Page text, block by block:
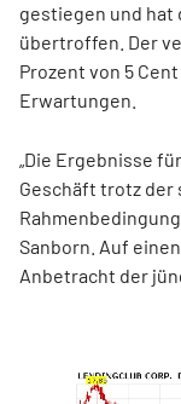
gestiegen und hat
übertroffen. Der
Prozent von 5
Erwartungen.
„Die Ergebnisse
Geschäft trotz
Sanborn. Auf
Anbetracht der